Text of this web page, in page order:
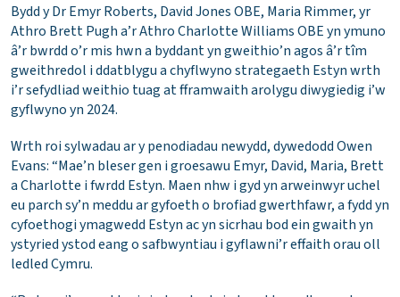
Bydd y Dr Emyr Roberts, David Jones OBE, Maria Rimmer, yr
Athro Brett Pugh a’r Athro Charlotte Williams OBE yn ymuno
â’r bwrdd o’r mis hwn a byddant yn gweithio’n agos â’r tîm
gweithredol i ddatblygu a chyflwyno strategaeth Estyn wrth
i’r sefydliad weithio tuag at fframwaith arolygu diwygiedig i’w
gyflwyno yn 2024.
Wrth roi sylwadau ar y penodiadau newydd, dywedodd Owen
Evans: “Mae’n bleser gen i groesawu Emyr, David, Maria, Brett
a Charlotte i fwrdd Estyn. Maen nhw i gyd yn arweinwyr uchel
eu parch sy’n meddu ar gyfoeth o brofiad gwerthfawr, a fydd yn
cyfoethogi ymagwedd Estyn ac yn sicrhau bod ein gwaith yn
ystyried ystod eang o safbwyntiau i gyflawni’r effaith orau oll
ledled Cymru.